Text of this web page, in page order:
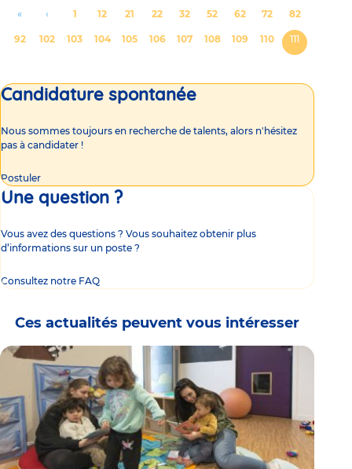
Pagination
Aller
à
page
«
Aller
à
précédente
‹ Page
1 Page
12 Page
21 Page
22 Page
32 Page
52 Page
62 Page
72 Page
82
Page
92 Page
102 Page
103 Page
104 Page
105 Page
106 Page
107 Page
108 Page
109 Page
110
Page
courante
111
Candidature spontanée
Nous sommes toujours en recherche de talents, alors n'hésitez
pas à candidater !
Postuler
Une question ?
Vous avez des questions ? Vous souhaitez obtenir plus
d’informations sur un poste ?
Consultez notre FAQ
Ces actualités peuvent vous intéresser